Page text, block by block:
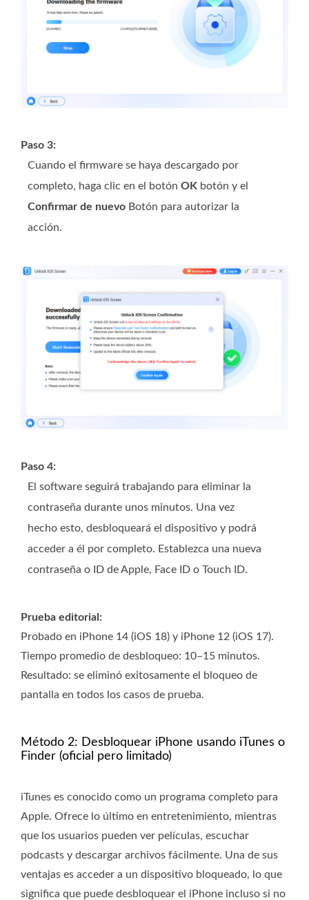
Paso 3:
Cuando el firmware se haya descargado por
completo, haga clic en el botón OK botón y el
Confirmar de nuevo Botón para autorizar la
acción.
Paso 4:
El software seguirá trabajando para eliminar la
contraseña durante unos minutos. Una vez
hecho esto, desbloqueará el dispositivo y podrá
acceder a él por completo. Establezca una nueva
contraseña o ID de Apple, Face ID o Touch ID.
Prueba editorial:
Probado en iPhone 14 (iOS 18) y iPhone 12 (iOS 17).
Tiempo promedio de desbloqueo: 10–15 minutos.
Resultado: se eliminó exitosamente el bloqueo de
pantalla en todos los casos de prueba.
Método 2: Desbloquear iPhone usando iTunes o
Finder (oficial pero limitado)
iTunes es conocido como un programa completo para
Apple. Ofrece lo último en entretenimiento, mientras
que los usuarios pueden ver películas, escuchar
podcasts y descargar archivos fácilmente. Una de sus
ventajas es acceder a un dispositivo bloqueado, lo que
significa que puede desbloquear el iPhone incluso si no